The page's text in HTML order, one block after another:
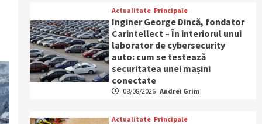
Actualitate Principale
Inginer George Dincă, fondator
Carintellect – În interiorul unui
laborator de cybersecurity
auto: cum se testează
securitatea unei mașini
conectate
08/08/2026 Andrei Grim
Actualitate Principale